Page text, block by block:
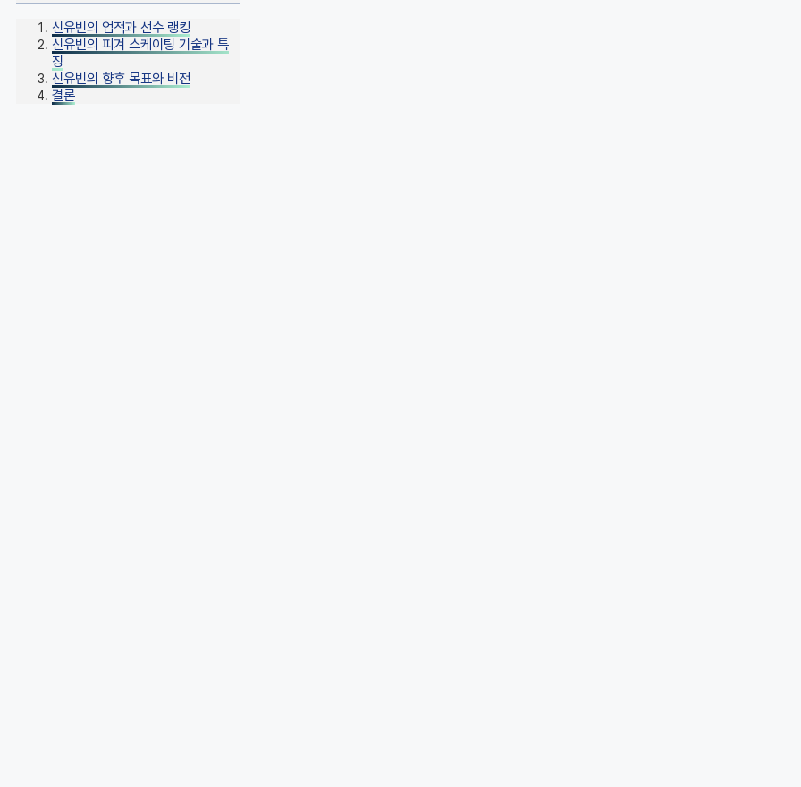
신유빈의 업적과 선수 랭킹
신유빈의 피겨 스케이팅 기술과 특
징
신유빈의 향후 목표와 비전
결론